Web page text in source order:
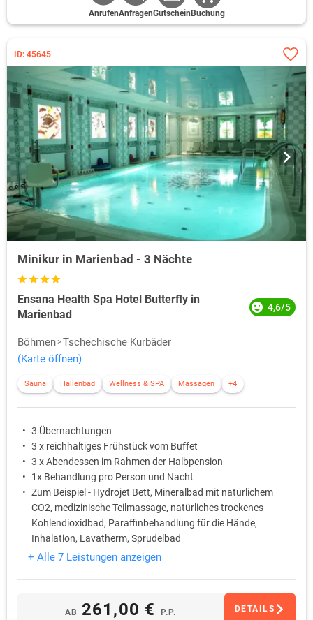
AnrufenAnfragenGutschein Buchung
ID: 45645
Minikur in Marienbad - 3 Nächte
Ensana Health Spa Hotel Butterfly in
Marienbad
4,6/5
Böhmen Tschechische Kurbäder
(Karte öffnen)
Sauna Hallenbad Wellness & SPA Massagen +4
3 Übernachtungen
3 x reichhaltiges Frühstück vom Buffet
3 x Abendessen im Rahmen der Halbpension
1x Behandlung pro Person und Nacht
Zum Beispiel - Hydrojet Bett, Mineralbad mit natürlichem
CO2, medizinische Teilmassage, natürliches trockenes
Kohlendioxidbad, Paraffinbehandlung für die Hände,
Inhalation, Lavatherm, Sprudelbad
Eintritt ins Schwimmbad mit Whirlpool und Sauna
+ Alle 7 Leistungen anzeigen
AB 261,00 € P.P. DETAILS